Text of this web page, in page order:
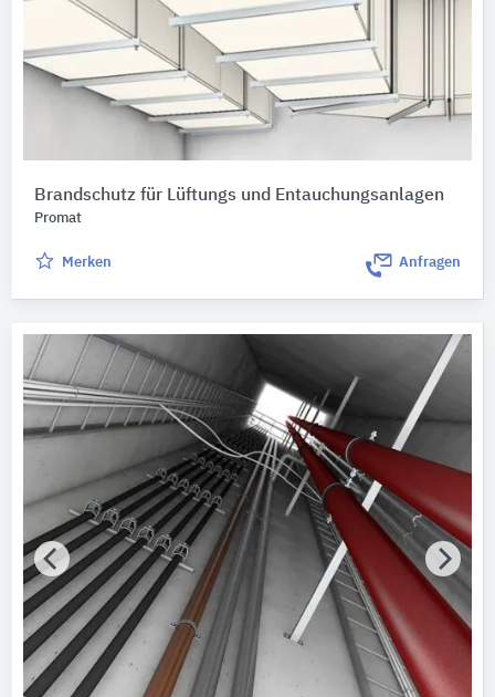
Brandschutz für Lüftungs und Entauchungsanlagen
Promat
Merken Anfragen